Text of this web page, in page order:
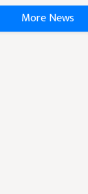
More News